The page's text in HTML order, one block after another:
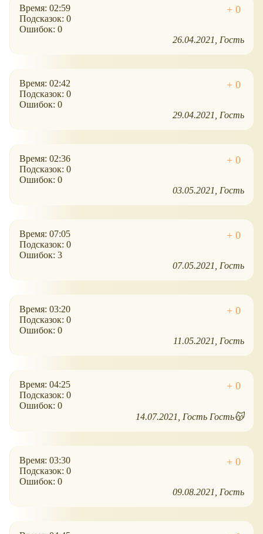
Время: 02:59
Подсказок: 0
Ошибок: 0
26.04.2021
Гость
Время: 02:42
Подсказок: 0
Ошибок: 0
29.04.2021
Гость
Время: 02:36
Подсказок: 0
Ошибок: 0
03.05.2021
Гость
Время: 07:05
Подсказок: 0
Ошибок: 3
07.05.2021
Гость
Время: 03:20
Подсказок: 0
Ошибок: 0
11.05.2021
Гость
Время: 04:25
Подсказок: 0
Ошибок: 0
14.07.2021
Гость Гость😽
Время: 03:30
Подсказок: 0
Ошибок: 0
09.08.2021
Гость